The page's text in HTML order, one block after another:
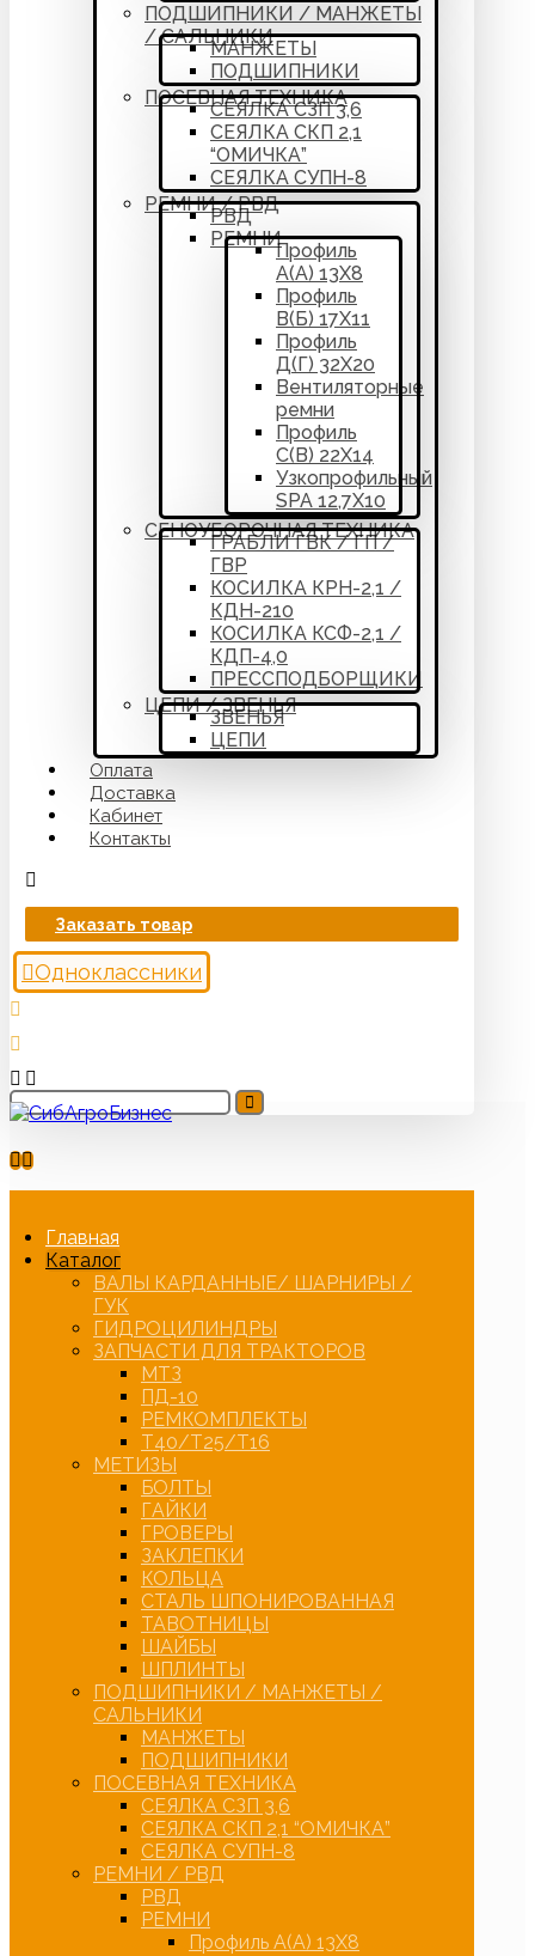
ПОДШИПНИКИ / МАНЖЕТЫ
/ САЛЬНИКИ
МАНЖЕТЫ
ПОДШИПНИКИ
ПОСЕВНАЯ ТЕХНИКА
СЕЯЛКА СЗП 3,6
СЕЯЛКА СКП 2,1
“ОМИЧКА”
СЕЯЛКА СУПН-8
РЕМНИ / РВД
РВД
РЕМНИ
Профиль
А(А) 13Х8
Профиль
В(Б) 17Х11
Профиль
Д(Г) 32Х20
Вентиляторные
ремни
Профиль
С(В) 22Х14
Узкопрофильный
SPA 12,7Х10
СЕНОУБОРОЧНАЯ ТЕХНИКА
ГРАБЛИ ГВК / ГП /
ГВР
КОСИЛКА КРН-2,1 /
КДН-210
КОСИЛКА КСФ-2,1 /
КДП-4,0
ПРЕССПОДБОРЩИКИ
ЦЕПИ / ЗВЕНЬЯ
ЗВЕНЬЯ
ЦЕПИ
Оплата
Доставка
Кабинет
Контакты
Заказать товар
Одноклассники
Главная
Каталог
ВАЛЫ КАРДАННЫЕ/ ШАРНИРЫ /
ГУК
ГИДРОЦИЛИНДРЫ
ЗАПЧАСТИ ДЛЯ ТРАКТОРОВ
МТЗ
ПД-10
РЕМКОМПЛЕКТЫ
Т40/Т25/Т16
МЕТИЗЫ
БОЛТЫ
ГАЙКИ
ГРОВЕРЫ
ЗАКЛЕПКИ
КОЛЬЦА
СТАЛЬ ШПОНИРОВАННАЯ
ТАВОТНИЦЫ
ШАЙБЫ
ШПЛИНТЫ
ПОДШИПНИКИ / МАНЖЕТЫ /
САЛЬНИКИ
МАНЖЕТЫ
ПОДШИПНИКИ
ПОСЕВНАЯ ТЕХНИКА
СЕЯЛКА СЗП 3,6
СЕЯЛКА СКП 2,1 “ОМИЧКА”
СЕЯЛКА СУПН-8
РЕМНИ / РВД
РВД
РЕМНИ
Профиль А(А) 13Х8